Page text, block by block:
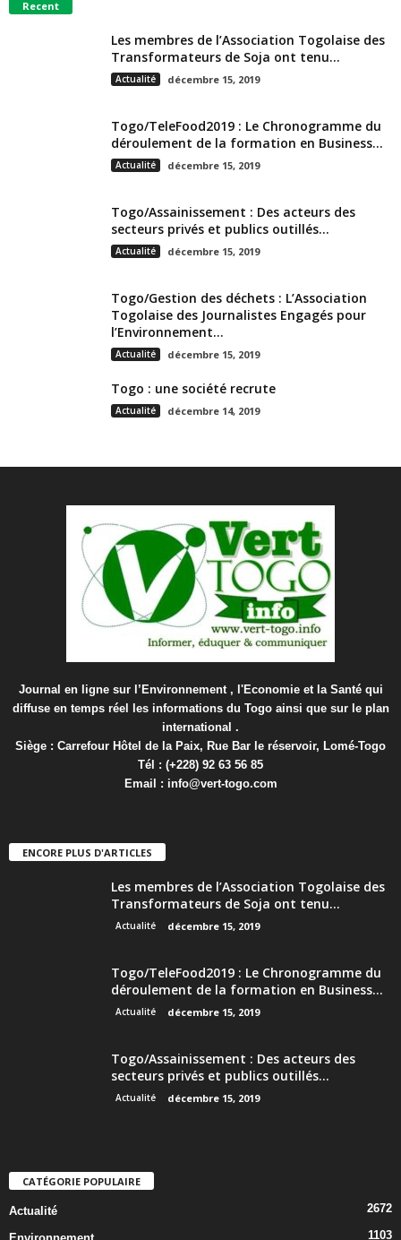
Recent
Les membres de l’Association Togolaise des
Transformateurs de Soja ont tenu...
Actualité décembre 15, 2019
Togo/TeleFood2019 : Le Chronogramme du
déroulement de la formation en Business...
Actualité décembre 15, 2019
Togo/Assainissement : Des acteurs des
secteurs privés et publics outillés...
Actualité décembre 15, 2019
Togo/Gestion des déchets : L’Association
Togolaise des Journalistes Engagés pour
l’Environnement...
Actualité décembre 15, 2019
Togo : une société recrute
Actualité décembre 14, 2019
Journal en ligne sur l’Environnement , l'Economie et la Santé qui
diffuse en temps réel les informations du Togo ainsi que sur le plan
international .
Siège : Carrefour Hôtel de la Paix, Rue Bar le réservoir, Lomé-Togo
Tél : (+228) 92 63 56 85
Email : info@vert-togo.com
ENCORE PLUS D'ARTICLES
Les membres de l’Association Togolaise des
Transformateurs de Soja ont tenu...
Actualité décembre 15, 2019
Togo/TeleFood2019 : Le Chronogramme du
déroulement de la formation en Business...
Actualité décembre 15, 2019
Togo/Assainissement : Des acteurs des
secteurs privés et publics outillés...
Actualité décembre 15, 2019
CATÉGORIE POPULAIRE
Actualité 2672
1103